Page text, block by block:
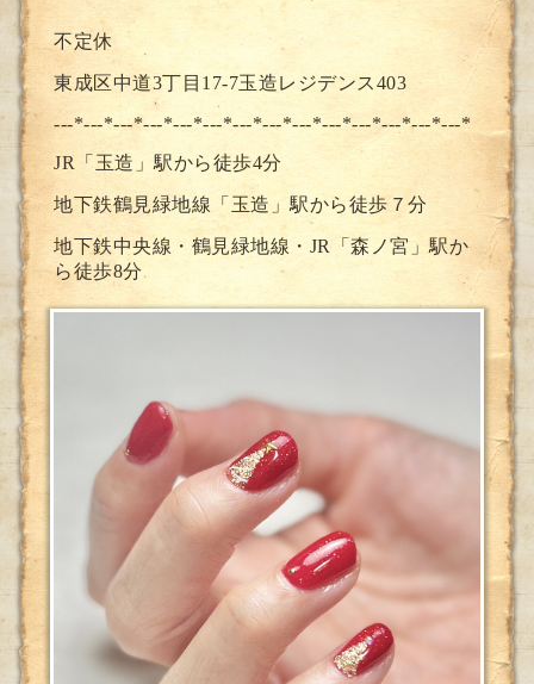
不定休
東成区中道3丁目17-7玉造レジデンス403
---*---*---*---*---*---*---*---*---*---*---*---*---*---*
JR「玉造」駅から徒歩4分
地下鉄鶴見緑地線「玉造」駅から徒歩７分
地下鉄中央線・鶴見緑地線・JR「森ノ宮」駅か
ら徒歩8分